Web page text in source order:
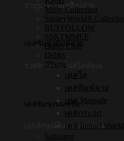
สวยนาน ไม่เหลืองง่าย
เคสซัมซุงพิมพ์ลาย
รวดลายสวยในสไตล์คุณ
เคสซัมซุงพิมพ์ชื่อ
เอกลักษณ์ในแบบของคุณ
Miffy Collection
SmileyWorld® Collection
BUFFOLLOW
SSKTMMEE
Butter Club
Debby
iPhone
เคสใส
เคสพิมพ์ลาย
เคส Magsafe
เคสกระจก
เคส Impact Shield
Samsung